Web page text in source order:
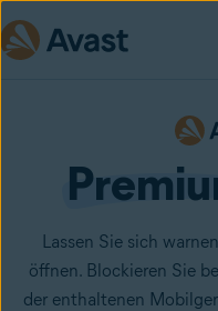
Lassen Sie sich
öffnen. Blockieren Sie
der enthaltenen